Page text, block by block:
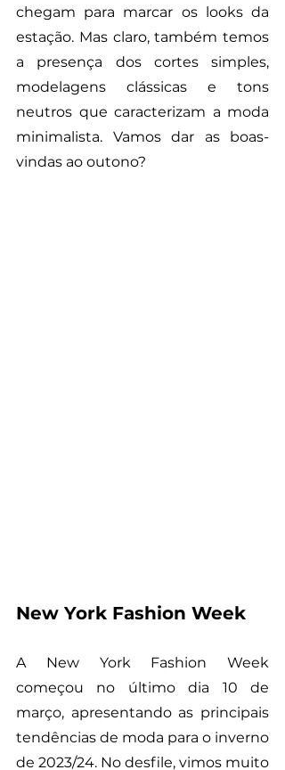
chegam para marcar os looks da
estação. Mas claro, também temos
a presença dos cortes simples,
modelagens clássicas e tons
neutros que caracterizam a moda
minimalista. Vamos dar as boas-
vindas ao outono?
New York Fashion Week
A New York Fashion Week
começou no último dia 10 de
março, apresentando as principais
tendências de moda para o inverno
de 2023/24. No desfile, vimos muito